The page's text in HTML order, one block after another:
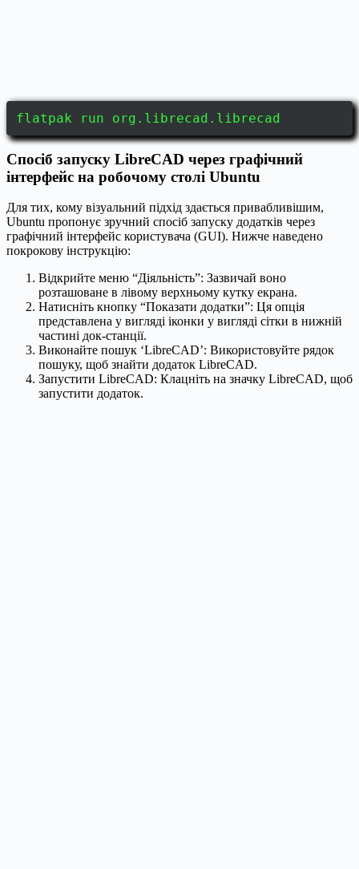
flatpak run org.librecad.librecad
Спосіб запуску LibreCAD через графічний
інтерфейс на робочому столі Ubuntu
Для тих, кому візуальний підхід здається привабливішим,
Ubuntu пропонує зручний спосіб запуску додатків через
графічний інтерфейс користувача (GUI). Нижче наведено
покрокову інструкцію:
Відкрийте меню “Діяльність”: Зазвичай воно
розташоване в лівому верхньому кутку екрана.
Натисніть кнопку “Показати додатки”: Ця опція
представлена у вигляді іконки у вигляді сітки в нижній
частині док-станції.
Виконайте пошук ‘LibreCAD’: Використовуйте рядок
пошуку, щоб знайти додаток LibreCAD.
Запустити LibreCAD: Клацніть на значку LibreCAD, щоб
запустити додаток.